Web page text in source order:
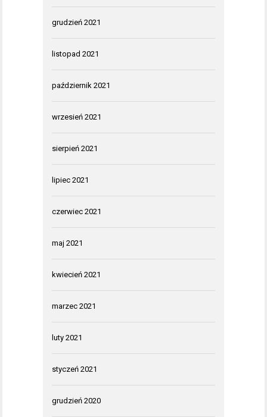
grudzień 2021
listopad 2021
październik 2021
wrzesień 2021
sierpień 2021
lipiec 2021
czerwiec 2021
maj 2021
kwiecień 2021
marzec 2021
luty 2021
styczeń 2021
grudzień 2020